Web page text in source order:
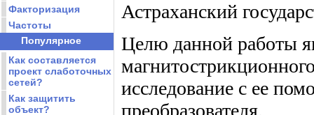
Факторизация
Частоты
Популярное
Как составляется
проект слаботочных
сетей?
Как защитить
объект?
Астраханский
Целю данной работы
исследование с ее
преобразователя.